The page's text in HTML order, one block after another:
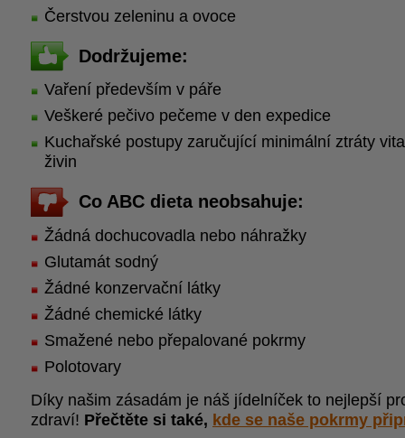
Čerstvou zeleninu a ovoce
Dodržujeme:
Vaření především v páře
Veškeré pečivo pečeme v den expedice
Kuchařské postupy zaručující minimální ztráty
živin
Co ABC dieta neobsahuje:
Žádná dochucovadla nebo náhražky
Glutamát sodný
Žádné konzervační látky
Žádné chemické látky
Smažené nebo přepalované pokrmy
Polotovary
Díky našim zásadám je náš jídelníček to nejlepší
zdraví! Přečtěte si také, kde se naše pokrmy